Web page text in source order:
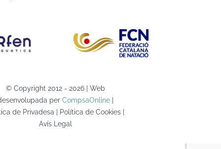
© Copyright 2012 - 2026 | Web
per CompsaOnline
de Privadesa | Política de Cookies |
Avís Legal